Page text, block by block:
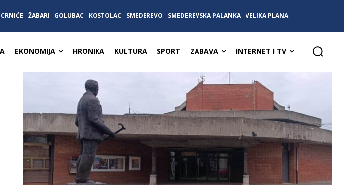
ŽABARI GOLUBAC KOSTOLAC SMEDEREVO SMEDEREVSKA PALANKA VELIKA PLANA
EKONOMIJA HRONIKA KULTURA SPORT ZABAVA INTERNET I TV